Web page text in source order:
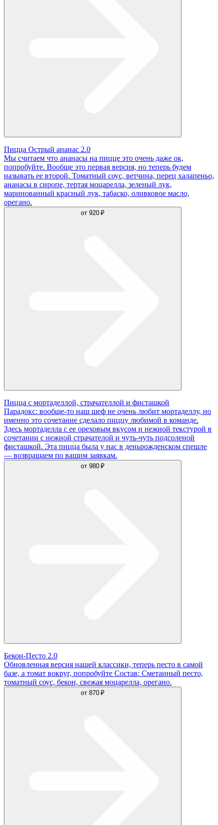
Пицца Острый ананас 2.0
Мы считаем что ананасы на пицце это очень даже ок,
попробуйте. Вообще это первая версия, но теперь будем
называть ее второй. Томатный соус, ветчина, перец халапеньо,
ананасы в сиропе, тертая моцарелла, зеленый лук,
маринованный красный лук, табаско, оливковое масло,
орегано.
от 920 ₽
Пицца с мортаделлой, страчателлой и фисташкой
Парадокс: вообще-то наш шеф не очень любит мортаделлу, но
именно это сочетание сделало пиццу любимой в команде.
Здесь мортаделла с ее ореховым вкусом и нежной текстурой в
сочетании с нежной страчателой и чуть-чуть подсоленой
фисташкой. Эта пицца была у нас в деньрожденском спешле
— возвращаем по вашим заявкам.
от 980 ₽
Бекон-Песто 2.0
Обновленная версия нашей классики, теперь песто в самой
базе, а томат вокруг, попробуйте Состав: Сметанный песто,
томатный соус, бекон, свежая моцарелла, орегано.
от 870 ₽